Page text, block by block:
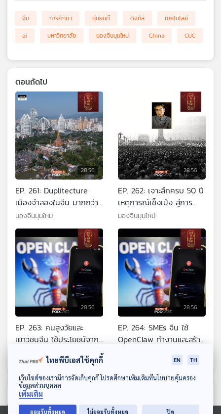
ดาวน์โหลด Thai PBS Podcast Application
จีน การศึกษา หุ่นยนต์ ดิจิทัล
เทคโนโลยี
ai
มหาวิทยาลัย มองจีนมุมใหม่ China CUC
ตอนถัดไป
28:56
EP. 261: Duplitecture
เมืองจำลองในจีน มากกว่า
การกระตุ้นเศรษฐกิจและส่ง
เสริมการท่องเที่ยวใน
ประเทศ
มองจีนมุมใหม่
28:56
EP. 262: เจาะลึกครบ 50 ปี
เหตุการณ์เช็งเม้ง สู่การ
นองเลือดเทียนอันเหมินและ
ล้มล้างแก๊งสี่คน
มองจีนมุมใหม่
28:56
EP. 263: คนสูงวัยและ
เยาวชนจีน ใช้ประโยชน์จาก
28:56
EP. 264: SMEs จีน ใช้
OpenClaw ทำงานและสร้าง
ตอนที่เกี่ยวข้อง
ไทยพีบีเอสใช้คุกกี้ EN TH
เว็บไซต์ของเรามีการจัดเก็บคุกกี้ โปรดศึกษาเพิ่มเติมที่นโยบายคุ้มครอง
ข้อมูลส่วนบุคคล
เพิ่มเติม
ยอมรับทั้งหมด ไม่ยอมรับทั้งหมด ปิด